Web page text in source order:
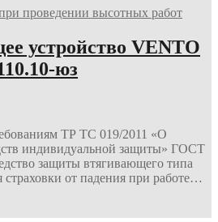
проведении высотных работ
устройство VENTO
юз
ТР ТС 019/2011 «О
индивидуальной защиты» ГОСТ
защиты втягивающего типа
страховки от падения при работе…